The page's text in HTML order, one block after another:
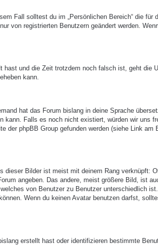
Fall solltest du im „Persönlichen Bereich“ die für
von registrierten Benutzern geändert werden.
und die Zeit trotzdem noch falsch ist, geht die
kann.
hat das Forum bislang in deine Sprache
kann. Falls es noch nicht existiert, würden wir uns
der phpBB Group gefunden werden (siehe Link am
dieser Bilder ist meist mit deinem Rang verknüpft:
angeben. Das andere, meist größere Bild, ist
von Benutzer zu Benutzer unterschiedlich
Wenn du keinen Avatar benutzen darfst,
erstellt hast oder identifizieren bestimmte